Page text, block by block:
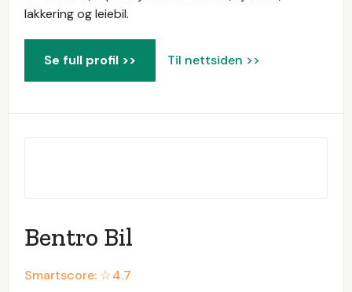
lakkering og leiebil.
Se full profil >> Til nettsiden >>
Bentro Bil
Smartscore: ☆4.7